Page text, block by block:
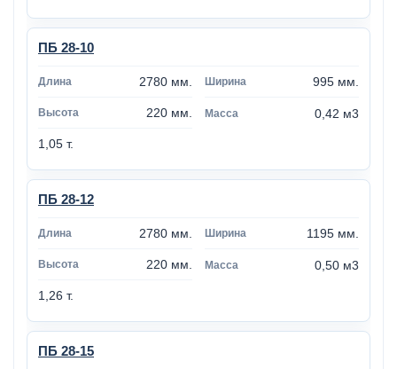
ПБ 28-10
2780 мм. 995 мм.
220 мм. 0,42 м3
1,05 т.
ПБ 28-12
2780 мм. 1195 мм.
220 мм. 0,50 м3
1,26 т.
ПБ 28-15